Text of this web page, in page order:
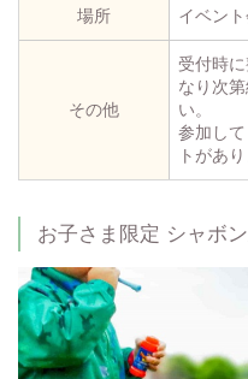
場所 イベン
その他
受付時
なり次
い。
参加し
トがあり
お子さま限定 シャボ